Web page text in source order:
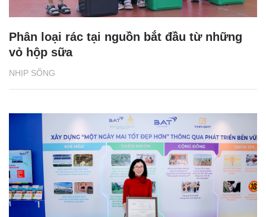
NHỊP SỐNG
Phân loại rác tại nguồn bắt đầu từ những
vỏ hộp sữa